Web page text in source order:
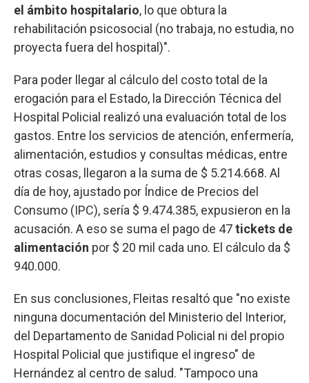
el ámbito hospitalario, lo que obtura la
rehabilitación psicosocial (no trabaja, no estudia, no
proyecta fuera del hospital)".
Para poder llegar al cálculo del costo total de la
erogación para el Estado, la Dirección Técnica del
Hospital Policial realizó una evaluación total de los
gastos. Entre los servicios de atención, enfermería,
alimentación, estudios y consultas médicas, entre
otras cosas, llegaron a la suma de $ 5.214.668. Al
día de hoy, ajustado por Índice de Precios del
Consumo (IPC), sería $ 9.474.385, expusieron en la
acusación. A eso se suma el pago de 47tickets de
alimentación por $ 20 mil cada uno. El cálculo da $
940.000.
En sus conclusiones, Fleitas resaltó que "no existe
ninguna documentación del Ministerio del Interior,
del Departamento de Sanidad Policial ni del propio
Hospital Policial que justifique el ingreso" de
Hernández al centro de salud. "Tampoco una